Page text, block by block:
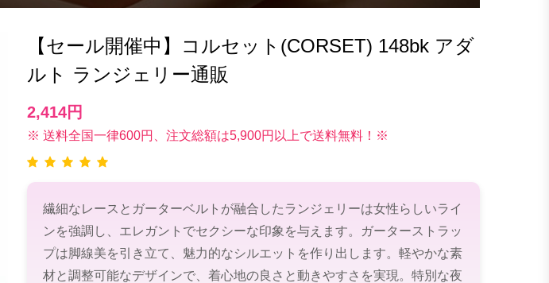
【セール開催中】コルセット(CORSET) 148bk アダ
ルト ランジェリー通販
2,414円
※ 送料全国一律600円、注文総額は5,900円以上で送料無料！※
繊細なレースとガーターベルトが融合したランジェリーは女性らしいライ
ンを強調し、エレガントでセクシーな印象を与えます。ガーターストラッ
プは脚線美を引き立て、魅力的なシルエットを作り出します。軽やかな素
材と調整可能なデザインで、着心地の良さと動きやすさを実現。特別な夜